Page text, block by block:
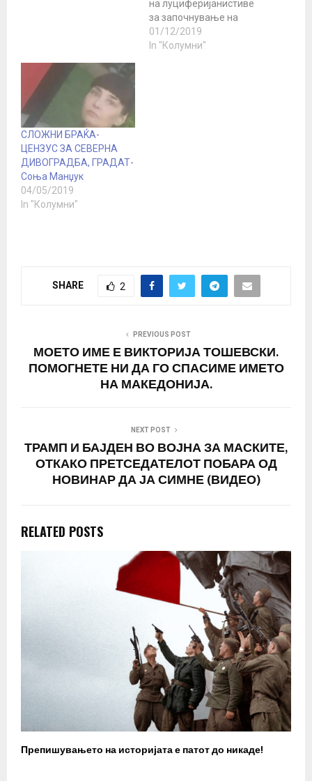
на луциферијанистиве
за започнување на
бришењето на
европските народи и
01/12/2019
In "Колумни"
СЛОЖНИ БРАЌА-
ЦЕНЗУС ЗА СЕВЕРНА
ДИВОГРАДБА, ГРАДАТ-
Соња Манџук
04/05/2019
In "Колумни"
SHARE 2
PREVIOUS POST
МОЕТО ИМЕ Е ВИКТОРИЈА ТОШЕВСКИ.
ПОМОГНЕТЕ НИ ДА ГО СПАСИМЕ ИМЕТО
НА МАКЕДОНИЈА.
NEXT POST
ТРАМП И БАЈДЕН ВО ВОЈНА ЗА МАСКИТЕ,
ОТКАКО ПРЕТСЕДАТЕЛОТ ПОБАРА ОД
НОВИНАР ДА ЈА СИМНЕ (ВИДЕО)
RELATED POSTS
Препишувањето на историјата е патот до никаде!